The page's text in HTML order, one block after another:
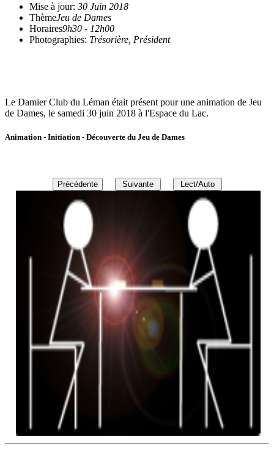
Mise à jour: 30 Juin 2018
ThèmeJeu de Dames
Horaires9h30 - 12h00
Photographies: Trésorière, Président
Le Damier Club du Léman était présent pour une animation de Jeu
de Dames, le samedi 30 juin 2018 à l'Espace du Lac.
Animation - Initiation - Découverte du Jeu de Dames